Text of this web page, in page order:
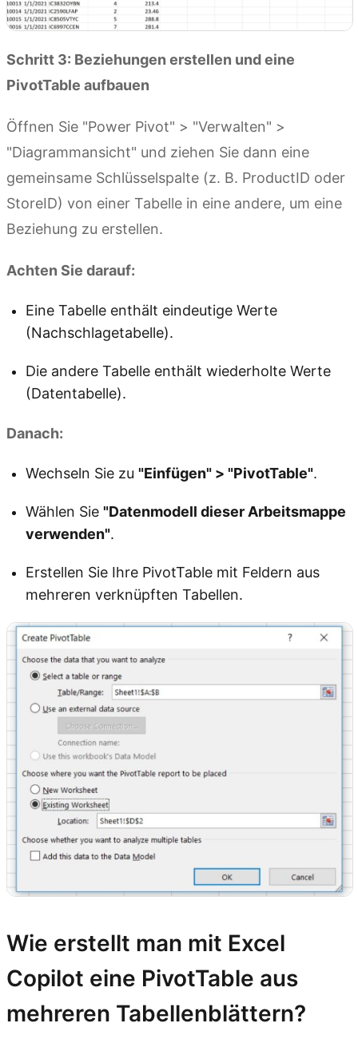
Schritt 3: Beziehungen erstellen und eine
PivotTable aufbauen
Öffnen Sie "Power Pivot" > "Verwalten" >
"Diagrammansicht" und ziehen Sie dann eine
gemeinsame Schlüsselspalte (z. B. ProductID oder
StoreID) von einer Tabelle in eine andere, um eine
Beziehung zu erstellen.
Achten Sie darauf:
Eine Tabelle enthält eindeutige Werte
(Nachschlagetabelle).
Die andere Tabelle enthält wiederholte Werte
(Datentabelle).
Danach:
Wechseln Sie zu "Einfügen" > "PivotTable".
Wählen Sie "Datenmodell dieser Arbeitsmappe
verwenden".
Erstellen Sie Ihre PivotTable mit Feldern aus
mehreren verknüpften Tabellen.
Wie erstellt man mit Excel
Copilot eine PivotTable aus
mehreren Tabellenblättern?